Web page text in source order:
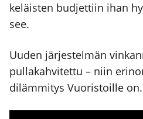
ke­läis­ten bud­jet­tiin ihan
see.
Uuden jär­jes­tel­män
pul­la­kah­vi­tet­tu – niin
di­läm­mi­tys Vuo­ris­toil­le on.